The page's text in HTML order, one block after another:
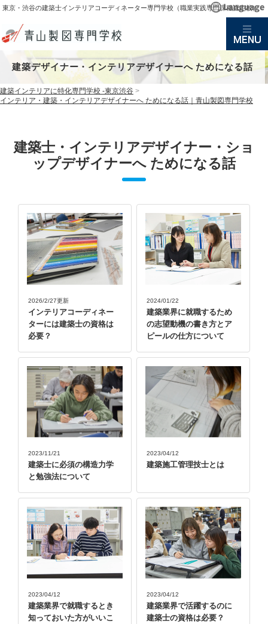
東京・渋谷の建築士インテリアコーディネーター専門学校（職業実践専門課程認定校）
建築デザイナー・インテリアデザイナーへ ためになる話
建築インテリアに特化専門学校 -東京渋谷 >
インテリア・建築・インテリアデザイナーへ ためになる話｜青山製図専門学校
建築士・インテリアデザイナー・ショ
ップデザイナーへ ためになる話
2026/2/27更新
インテリアコーディネー
ターには建築士の資格は
必要？
2024/01/22
建築業界に就職するため
の志望動機の書き方とア
ピールの仕方について
2023/11/21
建築士に必須の構造力学
と勉強法について
2023/04/12
建築施工管理技士とは
2023/04/12
建築業界で就職するとき
知っておいた方がいいこ
2023/04/12
建築業界で活躍するのに
建築士の資格は必要？